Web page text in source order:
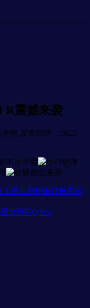
R震撼来袭
光电 发布时间：2022-
选高刷护眼好屏看这
力巨彩Q Pro